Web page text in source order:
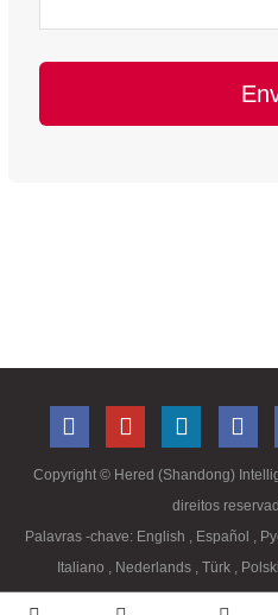
Copyright © Hered (Shandong)
direitos
Palavras -chave: English , Español ,
Italiano , Nederlands , Türk , Polski